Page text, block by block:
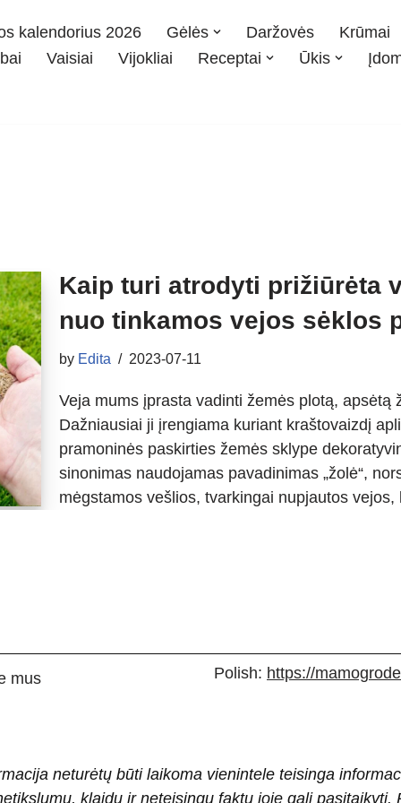
kalendorius 2026 Gėlės Daržovės
Krūmai
Vaisiai Vijokliai Receptai Ūkis
Kaip turi atrodyti prižiūrėta
nuo tinkamos vejos sėklos
by Edita 2023-07-11
Veja mums įprasta vadinti žemės plotą, apsėtą
Dažniausiai ji įrengiama kuriant kraštovaizdį
pramoninės paskirties žemės sklype
sinonimas naudojamas pavadinimas „žolė“,
mėgstamos vešlios, tvarkingai nupjautos
mus Polish: https://
neturėtų būti laikoma vienintele teisinga
klaidų ir neteisingų faktų joje gali